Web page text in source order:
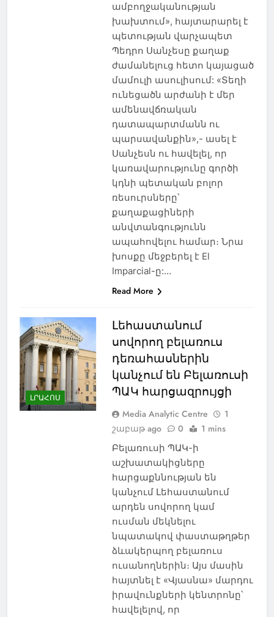
ամբողջականության
խախտում», հայտարարել է
պետության վարչապետ
Պեդրո Սանչեսը քաղաք
ժամանելուց հետո կայացած
մամուլի ասուլիսում: «Տեղի
ունեցածն արժանի է մեր
ամենավճռական
դատապարտմանն ու
պարսավանքին»,- ասել է
Սանչեսն ու հավելել, որ
կառավարությունը գործի
կդնի պետական բոլոր
ռեսուրսները՝
քաղաքացիների
անվտանգությունն
ապահովելու համար։ Նրա
խոսքը մեջբերել է El
Imparcial-ը:…
Read More
ԼՐԱՀՈՍ
Լեհաստանում
սովորող բելառուս
դեռահասներին
կանչում են Բելառուսի
ՊԱԿ հարցազրույցի
Media Analytic Centre
1
շաբաթ ago
0 1 mins
Բելառուսի ՊԱԿ-ի
աշխատակիցները
հարցաքննության են
կանչում Լեհաստանում
արդեն սովորող կամ
ուսման մեկնելու
նպատակով փաստաթղթեր
ձևակերպող բելառուս
ուսանողներին։ Այս մասին
հայտնել է «Վյասնա» մարդու
իրավունքների կենտրոնը՝
հավելելով, որ